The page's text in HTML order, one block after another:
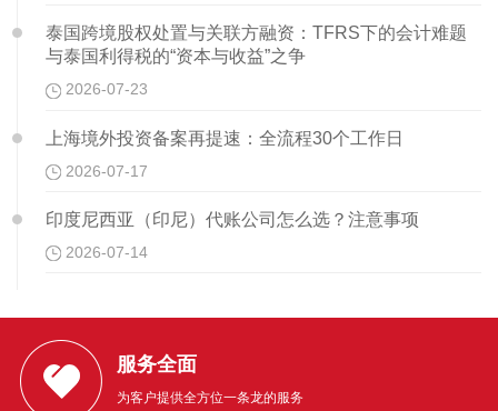
泰国跨境股权处置与关联方融资：TFRS下的会计难题
与泰国利得税的“资本与收益”之争
2026-07-23
上海境外投资备案再提速：全流程30个工作日
2026-07-17
印度尼西亚（印尼）代账公司怎么选？注意事项
2026-07-14
服务全面
为客户提供全方位一条龙的服务